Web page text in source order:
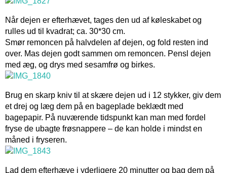
Når dejen er efterhævet, tages den ud af køleskabet og
rulles ud til kvadrat; ca. 30*30 cm.
Smør remoncen på halvdelen af dejen, og fold resten ind
over. Mas dejen godt sammen om remoncen. Pensl dejen
med æg, og drys med sesamfrø og birkes.
Brug en skarp kniv til at skære dejen ud i 12 stykker, giv dem
et drej og læg dem på en bageplade beklædt med
bagepapir. På nuværende tidspunkt kan man med fordel
fryse de ubagte frøsnappere – de kan holde i mindst en
måned i fryseren.
Lad dem efterhæve i yderligere 20 minutter og bag dem på